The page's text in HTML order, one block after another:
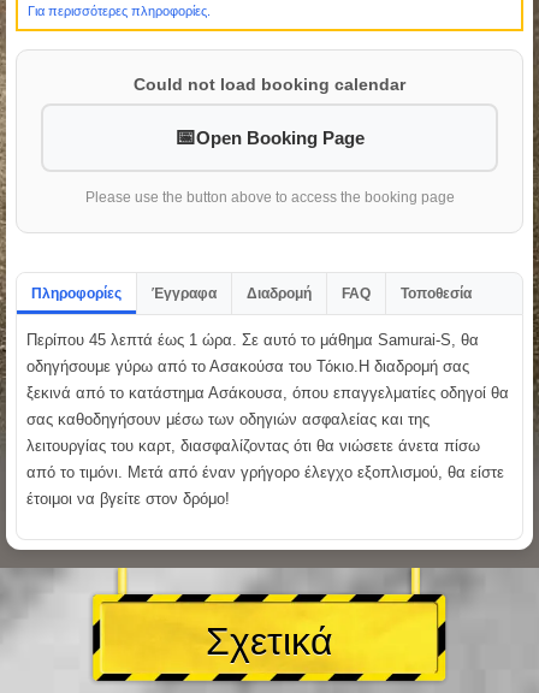
Για περισσότερες πληροφορίες.
Could not load booking calendar
Open Booking Page
Please use the button above to access the booking page
Πληροφορίες Έγγραφα Διαδρομή FAQ Τοποθεσία
Περίπου 45 λεπτά έως 1 ώρα. Σε αυτό το μάθημα Samurai-S, θα
οδηγήσουμε γύρω από το Ασακούσα του Τόκιο.Η διαδρομή σας
ξεκινά από το κατάστημα Ασάκουσα, όπου επαγγελματίες οδηγοί θα
σας καθοδηγήσουν μέσω των οδηγιών ασφαλείας και της
λειτουργίας του καρτ, διασφαλίζοντας ότι θα νιώσετε άνετα πίσω
από το τιμόνι. Μετά από έναν γρήγορο έλεγχο εξοπλισμού, θα είστε
έτοιμοι να βγείτε στον δρόμο!
Σχετικά